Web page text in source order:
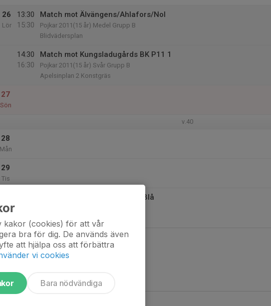
26
Lör
13:30
15:30
Match mot Älvängens/Ahlafors/Nol
Pojkar 2011(15 år) Medel Grupp B
Blidvädersplan
14:30
16:30
Match mot Kungsladugårds BK P11 1
Pojkar 2011(15 år) Svår Grupp B
Apelsinplan 2 Konstgräs
27
Sön
v.40
28
Mån
29
Tis
Ons
Match mot Örgryte IS Fotboll Blå
ÖIS-gården 2
kakor (cookies) för att vår
bra för dig. De används även
att hjälpa oss att förbättra
vi cookies
Bara nödvändiga